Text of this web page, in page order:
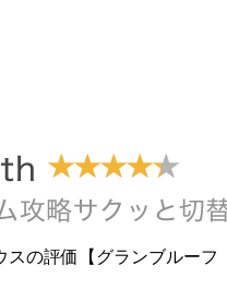
スの評価【グランブルーフ